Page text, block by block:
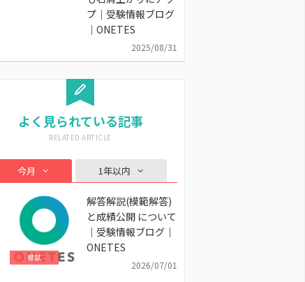
プ｜受験情報ブログ
｜ONETES
2025/08/31
よく見られている記事
今月 1年以内
模試
解答解説(模範解答)
と成績公開 について
｜受験情報ブログ｜
ONETES
2026/07/01